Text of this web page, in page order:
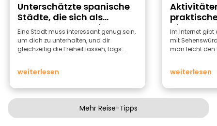
Unterschätzte spanische
Städte, die sich als
Ausgangspunkte für
Reisen eignen
Eine Stadt muss interessant genug sein,
um dich zu unterhalten, und dir
gleichzeitig die Freiheit lassen, tags...
weiterlesen
die Stadt
Im Internet gibt
mit
man leicht den
weiterlesen
Mehr Reise-Tipps